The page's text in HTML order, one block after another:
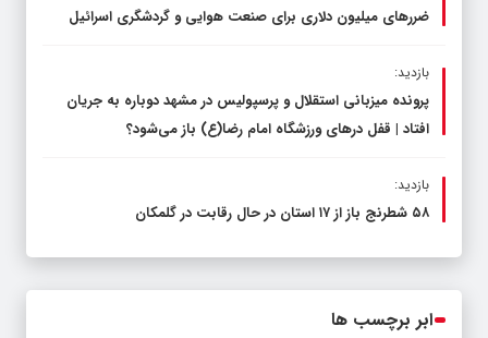
ضررهای میلیون دلاری برای صنعت هوایی و گردشگری اسرائیل
بازدید:
پرونده میزبانی استقلال و پرسپولیس در مشهد دوباره به جریان
افتاد | قفل در‌های ورزشگاه امام رضا(ع) باز می‌شود؟
بازدید:
۵۸ شطرنج‌ باز از ۱۷ استان در حال رقابت در گلمکان
ابر برچسب ها